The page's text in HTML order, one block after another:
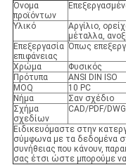
Όνομα
προϊόντων
Υλικό
Αργίλιο,
μέταλλα,
Επεξεργασία
επιφάνειας
Όπως
Χρώμα
Φυσικός
Πρότυπα
ANSI DIN ISO
MOQ
10 PC
Νήμα
Σαν σχέδιο
Σχήμα
σχεδίων
CAD/PDF/
Ειδικευόμαστε στην
σύμφωνα με τα δεδομένα
συνήθειας που κάνουν,
σας έτσι ώστε μπορούμε